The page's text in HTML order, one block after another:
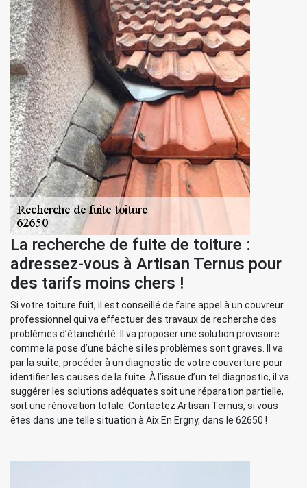
La recherche de fuite de toiture :
adressez-vous à Artisan Ternus pour
des tarifs moins chers !
Si votre toiture fuit, il est conseillé de faire appel à un couvreur
professionnel qui va effectuer des travaux de recherche des
problèmes d’étanchéité. Il va proposer une solution provisoire
comme la pose d’une bâche si les problèmes sont graves. Il va
par la suite, procéder à un diagnostic de votre couverture pour
identifier les causes de la fuite. À l’issue d’un tel diagnostic, il va
suggérer les solutions adéquates soit une réparation partielle,
soit une rénovation totale. Contactez Artisan Ternus, si vous
êtes dans une telle situation à Aix En Ergny, dans le 62650 !